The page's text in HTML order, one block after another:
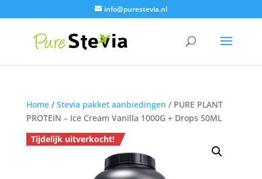
info@purestevia.nl
Home/ Stevia pakket aanbiedingen / PURE PLANT
PROTEIN – Ice Cream Vanilla 1000G + Drops 50ML
Tijdelijk uitverkocht!